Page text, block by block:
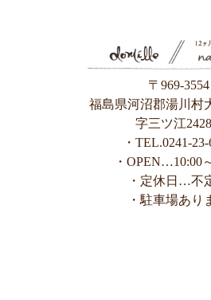
〒969-3554
福島県河沼郡湯川村
字三ツ江
・TEL.0241-
・OPEN…10:00
・定休日…不
・駐車場あり